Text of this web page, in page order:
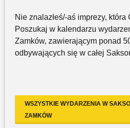
Nie znalazłeś/-aś imprezy,
Poszukaj w kalendarzu
Zamków, zawierającym ponad
odbywających się w całej
WSZYSTKIE WYDARZENIA W
ZAMKÓW